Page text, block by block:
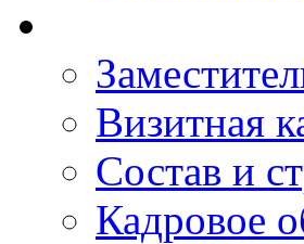
Визитная
Состав и
Кадровое